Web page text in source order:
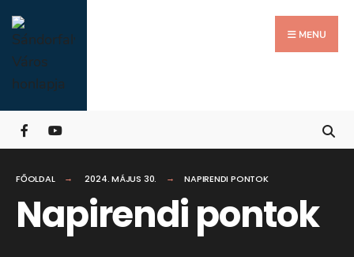
Skip
to
content
MENU
FŐOLDAL 2024. MÁJUS 30. NAPIRENDI PONTOK
Napirendi pontok
for:
Close